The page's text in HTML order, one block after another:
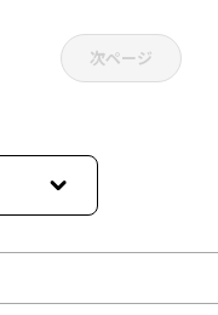
次ページ